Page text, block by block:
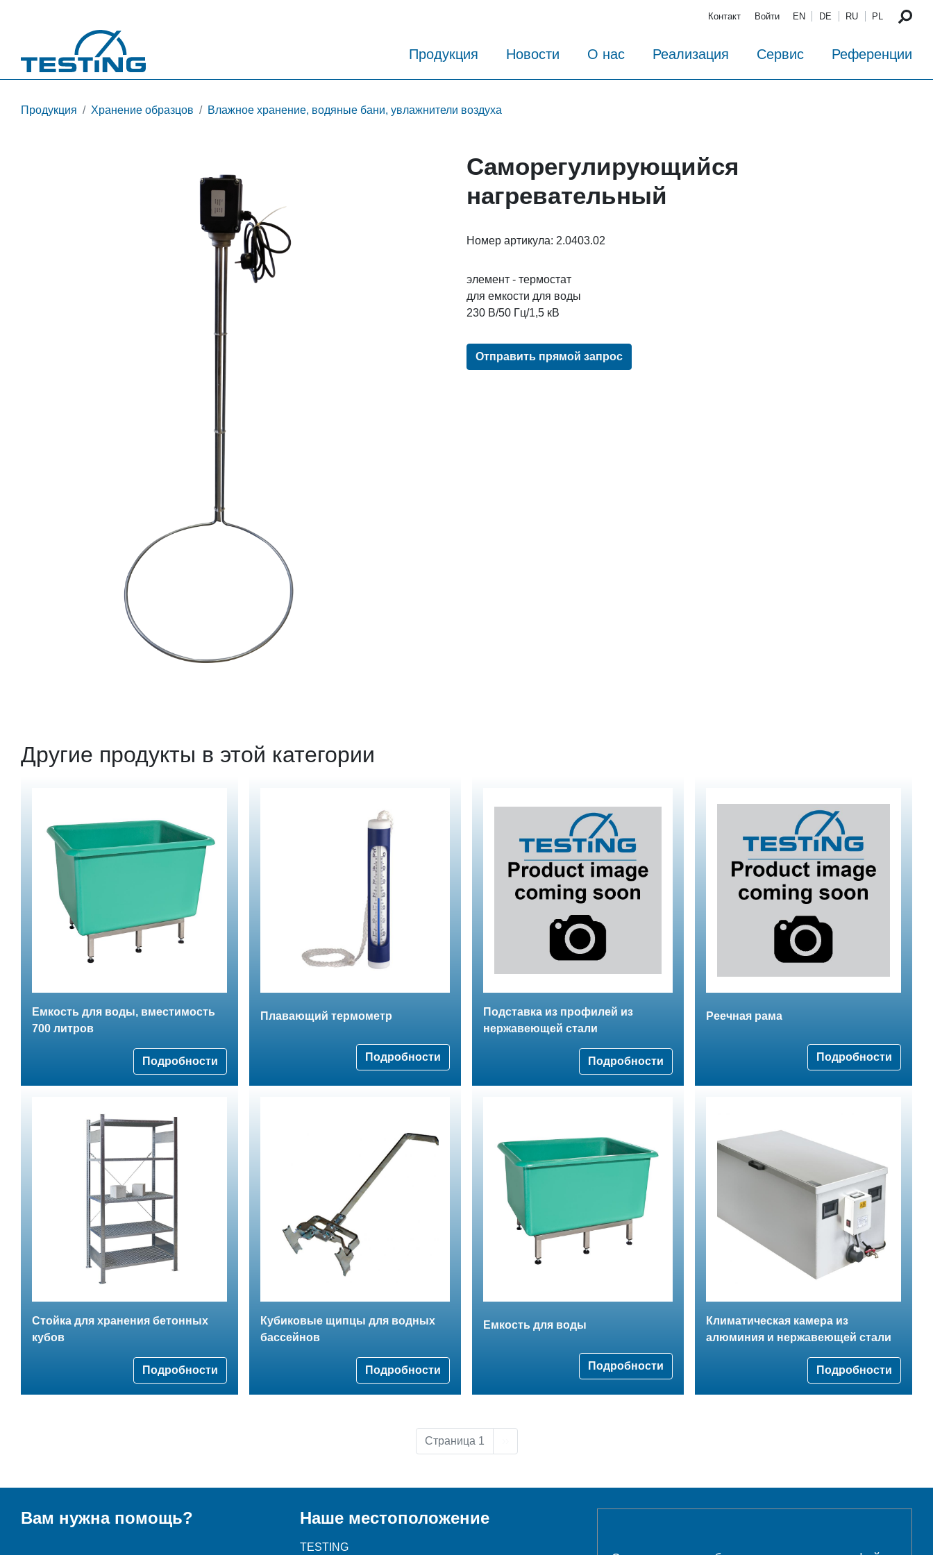
Контакт Войти EN DE RU PL
Продукция Новости О нас Реализация Сервис Референции
Продукция Хранение образцов Влажное хранение, водяные бани, увлажнители воздуха
Саморегулирующийся
нагревательный
Номер артикула: 2.0403.02
элемент - термостат
для емкости для воды
230 В/50 Гц/1,5 кВ
Отправить прямой запрос
Другие продукты в этой категории
Емкость для воды, вместимость
700 литров
Подробности
Плавающий термометр
Подробности
Подставка из профилей из
нержавеющей стали
Подробности
Реечная рама
Подробности
Стойка для хранения бетонных
кубов
Подробности
Кубиковые щипцы для водных
бассейнов
Подробности
Емкость для воды
Подробности
Климатическая камера из
алюминия и нержавеющей стали
Подробности
Страница 1
Вам нужна помощь? Наше местоположение
TESTING